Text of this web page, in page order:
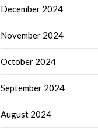
December 2024
November 2024
October 2024
September 2024
August 2024